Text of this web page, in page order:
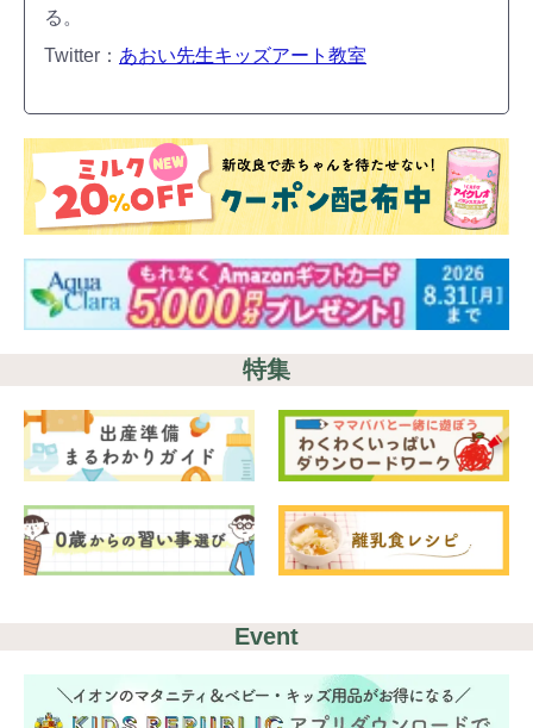
る。
Twitter： あおい先生キッズアート教室
特集
Event